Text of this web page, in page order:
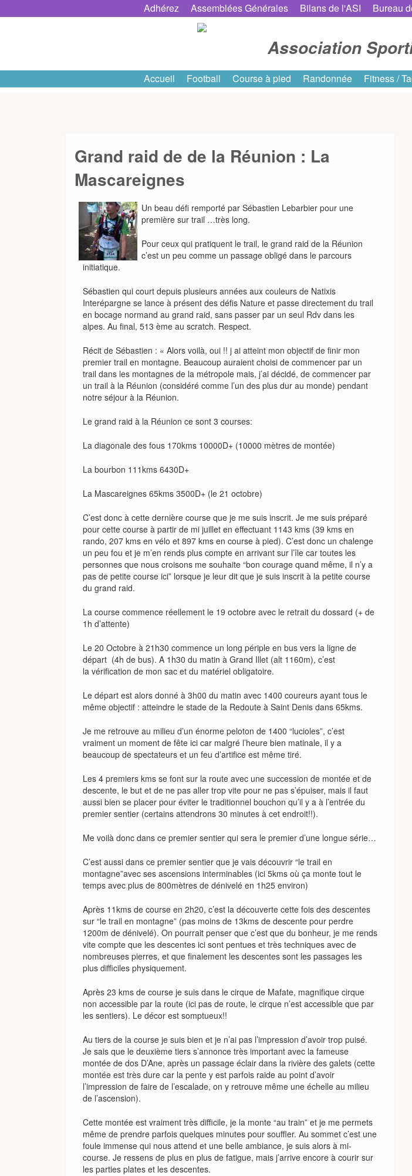
to
Adhérez Assemblées Générales Bilans de l'ASI Bureau
Association
Accueil Football Course à pied Randonnée Fitness /
Grand raid de de la Réunion : La
Mascareignes
Un beau défi remporté par Sébastien Lebarbier pour une
première sur trail …très long.
Pour ceux qui pratiquent le trail, le grand raid de la Réunion
c’est un peu comme un passage obligé dans le parcours
initiatique.
Sébastien qui court depuis plusieurs années aux couleurs de Natixis
Interépargne se lance à présent des défis Nature et passe directement du trail
en bocage normand au grand raid, sans passer par un seul Rdv dans les
alpes. Au final, 513 ème au scratch. Respect.
Récit de Sébastien : « Alors voilà, oui !! j ai atteint mon objectif de finir mon
premier trail en montagne. Beaucoup auraient choisi de commencer par un
trail dans les montagnes de la métropole mais, j’ai décidé, de commencer par
un trail à la Réunion (considéré comme l’un des plus dur au monde) pendant
notre séjour à la Réunion.
Le grand raid à la Réunion ce sont 3 courses:
La diagonale des fous 170kms 10000D+ (10000 mètres de montée)
La bourbon 111kms 6430D+
La Mascareignes 65kms 3500D+ (le 21 octobre)
C’est donc à cette dernière course que je me suis inscrit. Je me suis préparé
pour cette course à partir de mi juillet en effectuant 1143 kms (39 kms en
rando, 207 kms en vélo et 897 kms en course à pied). C’est donc un chalenge
un peu fou et je m’en rends plus compte en arrivant sur l’île car toutes les
personnes que nous croisons me souhaite “bon courage quand même, il n’y a
pas de petite course ici” lorsque je leur dit que je suis inscrit à la petite course
du grand raid.
La course commence réellement le 19 octobre avec le retrait du dossard (+ de
1h d’attente)
Le 20 Octobre à 21h30 commence un long périple en bus vers la ligne de
départ (4h de bus). A 1h30 du matin à Grand Illet (alt 1160m), c’est
la vérification de mon sac et du matériel obligatoire.
Le départ est alors donné à 3h00 du matin avec 1400 coureurs ayant tous le
même objectif : atteindre le stade de la Redoute à Saint Denis dans 65kms.
Je me retrouve au milieu d’un énorme peloton de 1400 “lucioles”, c’est
vraiment un moment de fête ici car malgré l’heure bien matinale, il y a
beaucoup de spectateurs et un feu d’artifice est même tiré.
Les 4 premiers kms se font sur la route avec une succession de montée et de
descente, le but et de ne pas aller trop vite pour ne pas s’épuiser, mais il faut
aussi bien se placer pour éviter le traditionnel bouchon qu’il y a à l’entrée du
premier sentier (certains attendrons 30 minutes à cet endroit!!).
Me voilà donc dans ce premier sentier qui sera le premier d’une longue série…
C’est aussi dans ce premier sentier que je vais découvrir “le trail en
montagne”avec ses ascensions interminables (ici 5kms où ça monte tout le
temps avec plus de 800mètres de dénivelé en 1h25 environ)
Après 11kms de course en 2h20, c’est la découverte cette fois des descentes
sur “le trail en montagne” (pas moins de 13kms de descente pour perdre
1200m de dénivelé). On pourrait penser que c’est que du bonheur, je me rends
vite compte que les descentes ici sont pentues et très techniques avec de
nombreuses pierres, et que finalement les descentes sont les passages les
plus difficiles physiquement.
Après 23 kms de course je suis dans le cirque de Mafate, magnifique cirque
non accessible par la route (ici pas de route, le cirque n’est accessible que par
les sentiers). Le décor est somptueux!!
Au tiers de la course je suis bien et je n’ai pas l’impression d’avoir trop puisé.
Je sais que le deuxième tiers s’annonce très important avec la fameuse
montée de dos D’Ane, après un passage éclair dans la rivière des galets (cette
montée est très dure car la pente y est parfois raide au point d’avoir
l’impression de faire de l’escalade, on y retrouve même une échelle au milieu
de l’ascension).
Cette montée est vraiment très difficile, je la monte “au train” et je me permets
même de prendre parfois quelques minutes pour souffler. Au sommet c’est une
foule immense qui nous attend et une belle ambiance, je suis alors à mi-
course. Je ressens de plus en plus de fatigue, mais j’arrive encore à courir sur
les parties plates et les descentes.